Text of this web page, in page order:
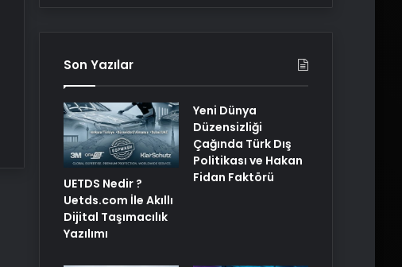
Son Yazılar
UETDS Nedir ?
Uetds.com İle Akıllı
Dijital Taşımacılık
Yazılımı
Yeni Dünya
Düzensizliği
Çağında Türk Dış
Politikası ve Hakan
Fidan Faktörü